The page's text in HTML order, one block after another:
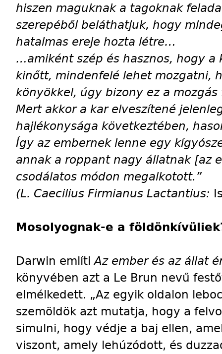
hiszen maguknak a tagoknak
szerepéből beláthatjuk, hogy
hatalmas ereje hozta létre…
…amiként szép és hasznos, hogy
kinőtt, mindenfelé lehet mozgatni,
könyökkel, úgy bizony ez a
Mert akkor a kar elveszítené
hajlékonysága következtében,
Így az embernek lenne egy
annak a roppant nagy állatnak [az
csodálatos módon megalkotott.”
(L. Caecilius Firmianus Lactantius:
Mosolyognak-e a
Darwin említiAz ember és az állat
könyvében azt a Le Brun nevű
elmélkedett. „Az egyik oldalon
szemöldök azt mutatja, hogy a
simulni, hogy védje a baj ellen,
viszont, amely lehúzódott, és